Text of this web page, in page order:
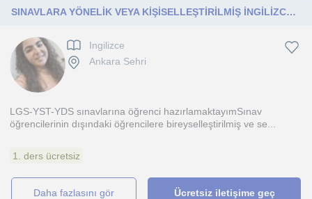
SINAVLARA YÖNELİK VEYA KİŞİSELLEŞTİRİLMİŞ İNGİLİZCE DERSLERİ
Ingilizce
Ankara Sehri
LGS-YST-YDS sınavlarına öğrenci hazırlamaktayımSınav
öğrencilerinin dışındaki öğrencilere bireyselleştirilmiş ve se...
1. ders ücretsiz
daha fazlasını gör Ücretsiz iletişime geç